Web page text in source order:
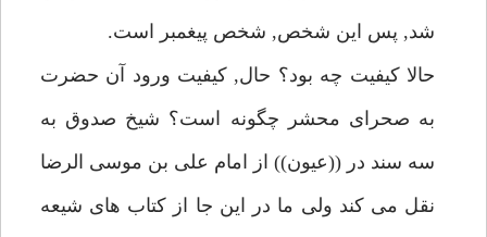
شد, پس اين شخص, شخص پيغمبر است.
حالا كيفيت چه بود؟ حال, كيفيت ورود آن حضرت
به صحراى محشر چگونه است؟ شيخ صدوق به
سه سند در ((عيون)) از امام على بن موسى الرضا
نقل مى كند ولى ما در اين جا از كتاب هاى شيعه